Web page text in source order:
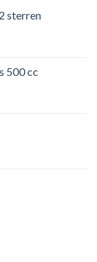
sterren
500 cc